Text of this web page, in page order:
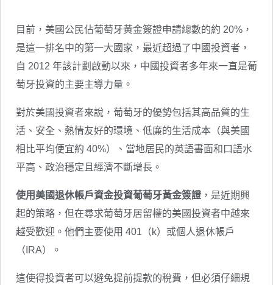
目前，美國公民佔葡萄牙黃金簽證申請總數的約 20%，
是這一排名中的第一大國家，最近超過了中國投資者，
自 2012 年該計劃啟動以來，中國投資者多年來一直是葡
萄牙投資的主要主導力量。
對於美國投資者來說，葡萄牙的優勢包括其高品質的生
活、安全、熱情友好的環境、低廉的生活成本（與美國
相比平均便宜約 40%）、當地居民的英語書面和口語水
平高、政治穩定且經濟不斷增長。
使用美國退休帳戶資金投資葡萄牙黃金簽證 ，是近期興
起的策略，但在尋求葡萄牙居留權的美國投資者中越來
越受歡迎。他們主要使用 401（k）或個人退休帳戶
（IRA）。
這使得投資者可以避免提前提款的稅費，但必須仔細規